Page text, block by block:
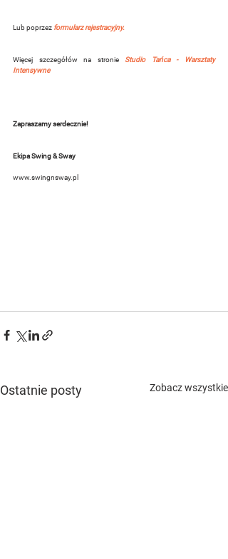
Lub poprzez formularz rejestracyjny.
Więcej szczegółów na stronie Studio Tańca - Warsztaty
Intensywne
Zapraszamy serdecznie!
Ekipa Swing & Sway
www.swingnsway.pl
Ostatnie posty Zobacz wszystkie